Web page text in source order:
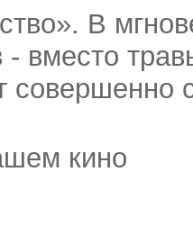
В
- вместо
совершенно